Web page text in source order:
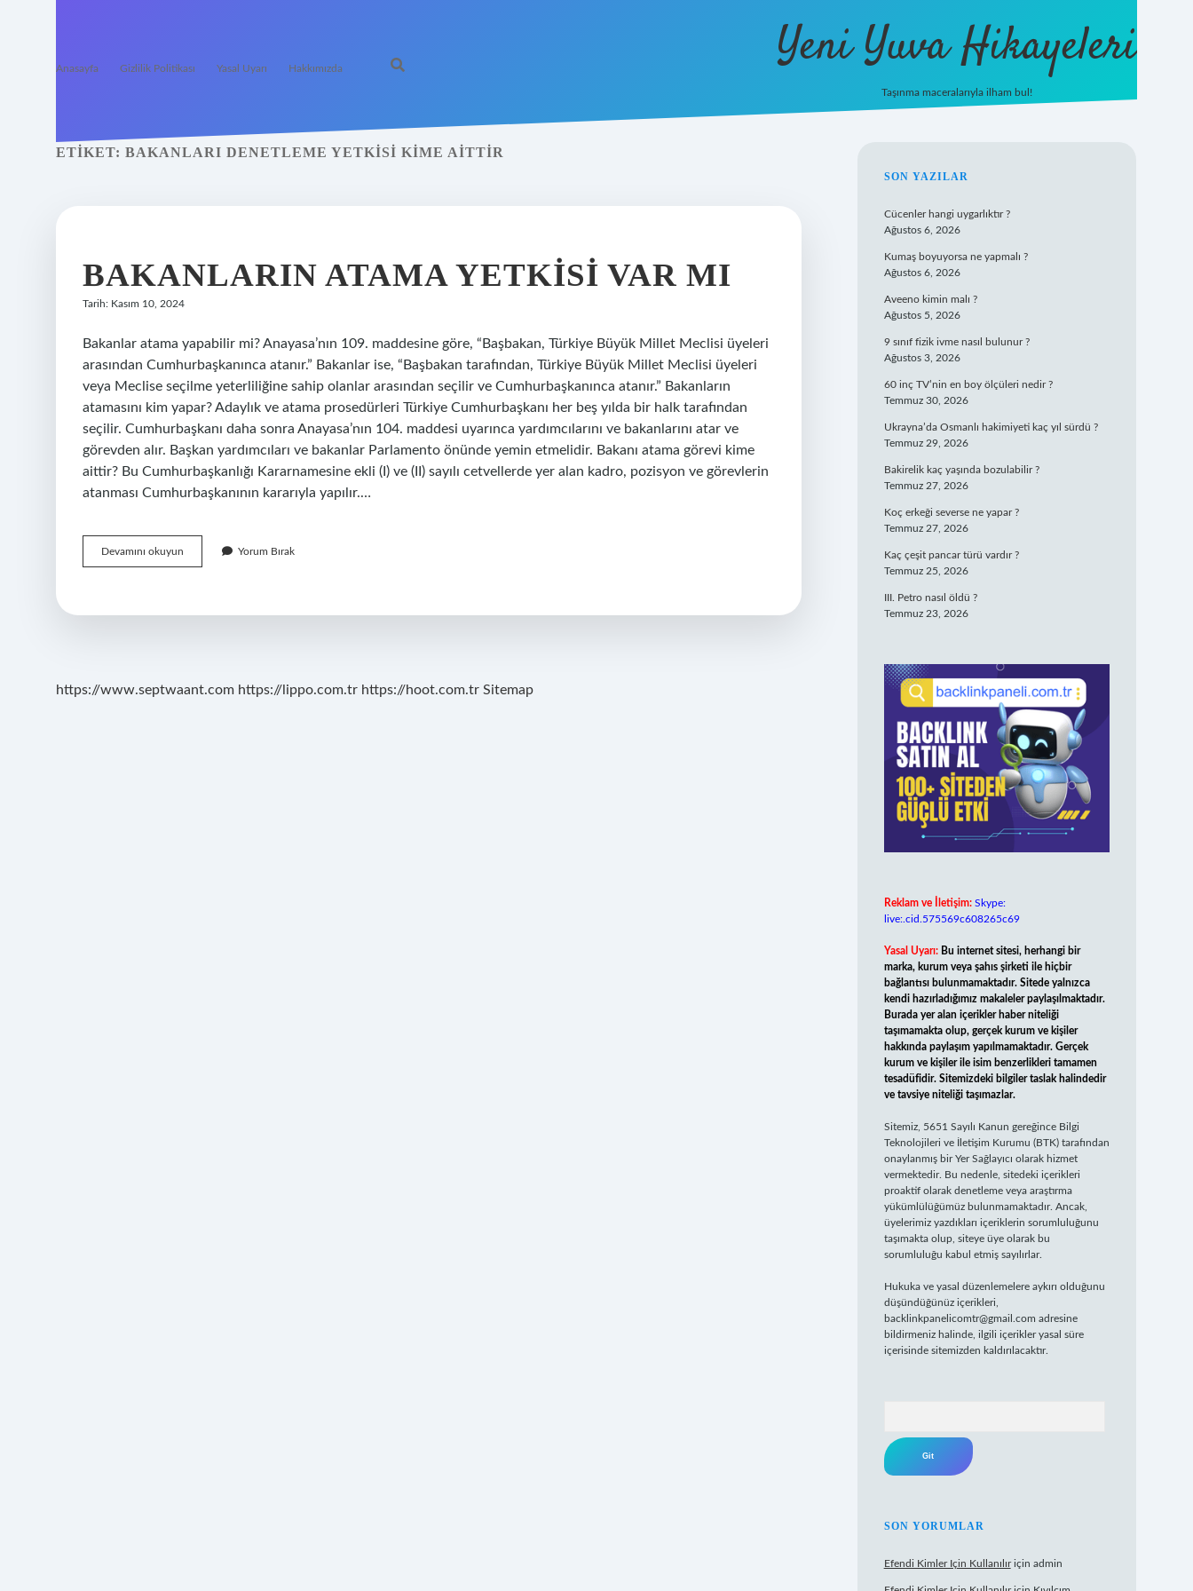
Anasayfa Gizlilik Politikası Yasal Uyarı Hakkımızda Yeni Yuva Hikayeleri
Taşınma maceralarıyla ilham bul!
ETIKET: BAKANLARI DENETLEME YETKISI KIME AITTIR
BAKANLARIN ATAMA YETKISI VAR MI
Tarih: Kasım 10, 2024
Bakanlar atama yapabilir mi? Anayasa’nın 109. maddesine göre, “Başbakan, Türkiye Büyük Millet Meclisi üyeleri
arasından Cumhurbaşkanınca atanır.” Bakanlar ise, “Başbakan tarafından, Türkiye Büyük Millet Meclisi üyeleri
veya Meclise seçilme yeterliliğine sahip olanlar arasından seçilir ve Cumhurbaşkanınca atanır.” Bakanların
atamasını kim yapar? Adaylık ve atama prosedürleri Türkiye Cumhurbaşkanı her beş yılda bir halk tarafından
seçilir. Cumhurbaşkanı daha sonra Anayasa’nın 104. maddesi uyarınca yardımcılarını ve bakanlarını atar ve
görevden alır. Başkan yardımcıları ve bakanlar Parlamento önünde yemin etmelidir. Bakanı atama görevi kime
aittir? Bu Cumhurbaşkanlığı Kararnamesine ekli (I) ve (II) sayılı cetvellerde yer alan kadro, pozisyon ve görevlerin
atanması Cumhurbaşkanının kararıyla yapılır.…
Devamını okuyun Bakanların
Atama
Mı
Yorum Bırak
https://www.septwaant.com https://lippo.com.tr https://hoot.com.tr Sitemap
SIDEBAR
SON YAZILAR
Cücenler hangi uygarlıktır ?
Ağustos 6, 2026
Kumaş boyuyorsa ne yapmalı ?
Ağustos 6, 2026
Aveeno kimin malı ?
Ağustos 5, 2026
9 sınıf fizik ivme nasıl bulunur ?
Ağustos 3, 2026
60 inç TV’nin en boy ölçüleri nedir ?
Temmuz 30, 2026
Ukrayna’da Osmanlı hakimiyeti kaç yıl sürdü ?
Temmuz 29, 2026
Bakirelik kaç yaşında bozulabilir ?
Temmuz 27, 2026
Koç erkeği severse ne yapar ?
Temmuz 27, 2026
Kaç çeşit pancar türü vardır ?
Temmuz 25, 2026
III. Petro nasıl öldü ?
Temmuz 23, 2026
Reklam ve İletişim: Skype:
live:.cid.575569c608265c69
Yasal Uyarı: Bu internet sitesi, herhangi bir
marka, kurum veya şahıs şirketi ile hiçbir
bağlantısı bulunmamaktadır. Sitede yalnızca
kendi hazırladığımız makaleler paylaşılmaktadır.
Burada yer alan içerikler haber niteliği
taşımamakta olup, gerçek kurum ve kişiler
hakkında paylaşım yapılmamaktadır. Gerçek
kurum ve kişiler ile isim benzerlikleri tamamen
tesadüfidir. Sitemizdeki bilgiler taslak halindedir
ve tavsiye niteliği taşımazlar.
Sitemiz, 5651 Sayılı Kanun gereğince Bilgi
Teknolojileri ve İletişim Kurumu (BTK) tarafından
onaylanmış bir Yer Sağlayıcı olarak hizmet
vermektedir. Bu nedenle, sitedeki içerikleri
proaktif olarak denetleme veya araştırma
yükümlülüğümüz bulunmamaktadır. Ancak,
üyelerimiz yazdıkları içeriklerin sorumluluğunu
taşımakta olup, siteye üye olarak bu
sorumluluğu kabul etmiş sayılırlar.
Hukuka ve yasal düzenlemelere aykırı olduğunu
düşündüğünüz içerikleri,
backlinkpanelicomtr@gmail.com adresine
bildirmeniz halinde, ilgili içerikler yasal süre
içerisinde sitemizden kaldırılacaktır.
SON YORUMLAR
Efendi Kimler Için Kullanılıriçin admin